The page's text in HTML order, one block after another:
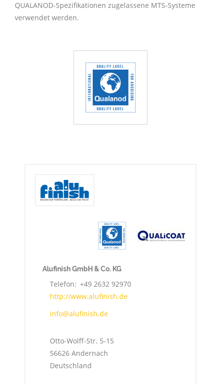
QUALANOD-Spezifikationen zugelassene MTS-Systeme
verwendet werden.
Alufinish GmbH & Co. KG
Telefon
+49 2632 92970
http://www.alufinish.de
info@alufinish.de
Otto-Wolff-Str. 5-15
56626 Andernach
Deutschland